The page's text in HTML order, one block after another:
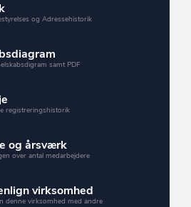
og Adressehistorik
samt PDF
registreringshistorik
og årsværk
over antal medarbejdere
virksomhed
denne virksomhed med andre